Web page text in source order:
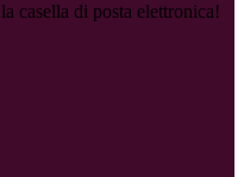
casella di posta elettronica!